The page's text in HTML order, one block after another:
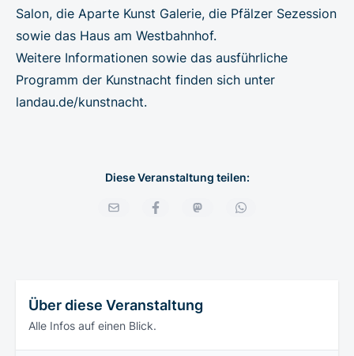
Salon, die Aparte Kunst Galerie, die Pfälzer Sezession
sowie das Haus am Westbahnhof.
Weitere Informationen sowie das ausführliche
Programm der Kunstnacht finden sich unter
landau.de/kunstnacht.
Diese Veranstaltung teilen:
Über diese Veranstaltung
Alle Infos auf einen Blick.